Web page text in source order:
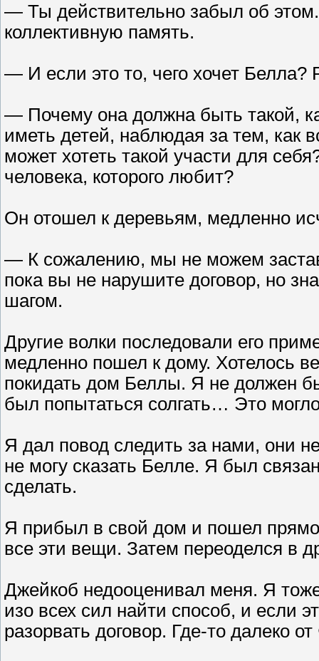
— Ты действительно забыл об
коллективную память.
— И если это то, чего хочет Белла?
— Почему она должна быть такой,
иметь детей, наблюдая за тем, как
может хотеть такой участи для
человека, которого любит?
Он отошел к деревьям, медленно
— К сожалению, мы не можем
пока вы не нарушите договор, но
шагом.
Другие волки последовали его
медленно пошел к дому. Хотелось
покидать дом Беллы. Я не должен
был попытаться солгать… Это
Я дал повод следить за нами, они
не могу сказать Белле. Я был
сделать.
Я прибыл в свой дом и пошел
все эти вещи. Затем переоделся в
Джейкоб недооценивал меня. Я
изо всех сил найти способ, и если
разорвать договор. Где-то далеко